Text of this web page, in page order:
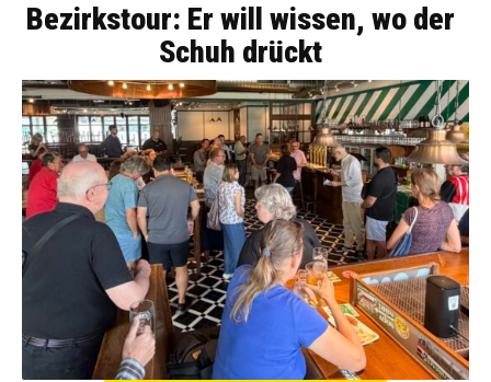
Bezirkstour: Er will wissen, wo der
Schuh drückt